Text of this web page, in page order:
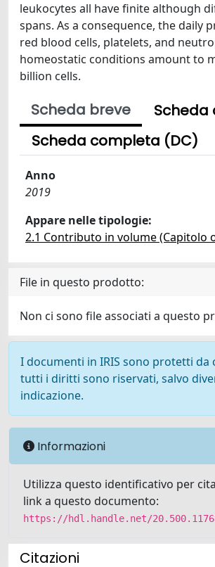
leukocytes all have finite although
spans. As a consequence, the daily
red blood cells, platelets, and
homeostatic conditions amount to
billion cells.
Scheda breve
Scheda completa (DC)
Anno
2019
Appare nelle tipologie:
2.1 Contributo in volume (Capitolo
File in questo prodotto:
Non ci sono file associati a questo
I documenti in IRIS sono protetti da
tutti i diritti sono riservati, salvo
indicazione.
Informazioni
Utilizza questo identificativo per
link a questo documento:
https://hdl.handle.net/
Citazioni